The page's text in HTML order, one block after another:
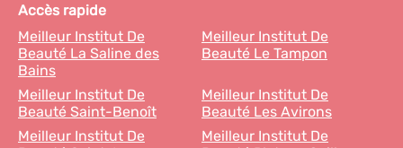
Accès rapide
Meilleur Institut De
Beauté La Saline des
Bains
Meilleur Institut De
Beauté Le Tampon
Meilleur Institut De
Beauté Saint-Benoît
Meilleur Institut De
Beauté Les Avirons
Meilleur Institut De
Meilleur Institut De